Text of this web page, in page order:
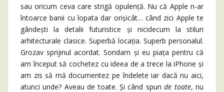
sau oricum ceva care strigă opulență. Nu că Apple n-ar
întoarce banii cu lopata dar orișicât… când zici Apple te
gândești la detalii futuristice și nicidecum la stiluri
arhitecturale clasice. Superbă locația. Superb personalul.
Grozav sprijinul acordat. Sondam și eu piața pentru că
am început să cochetez cu ideea de a trece la iPhone și
am zis să mă documentez pe îndelete iar dacă nu aici,
atunci unde? Aveau de toate. Și când spunde toate, nu